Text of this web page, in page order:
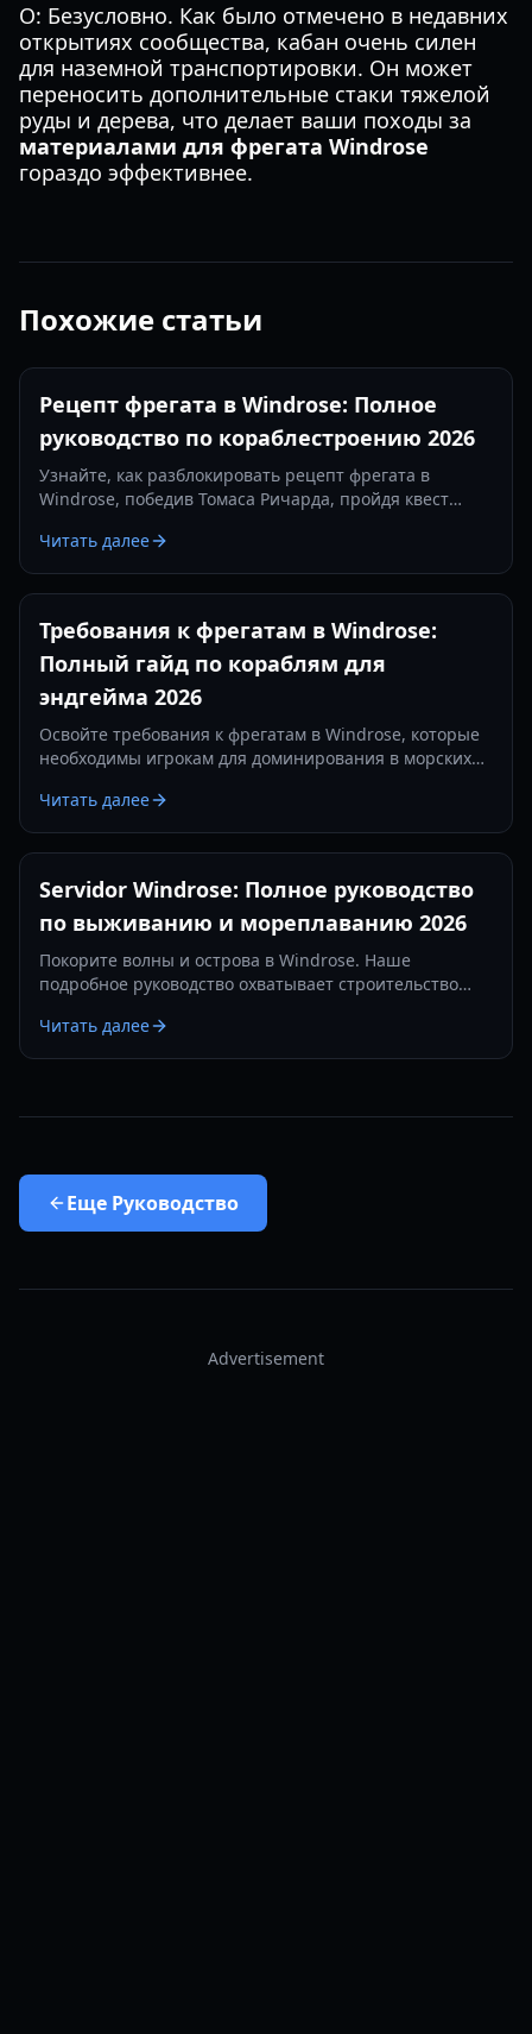
О: Безусловно. Как было отмечено в недавних
открытиях сообщества, кабан очень силен
для наземной транспортировки. Он может
переносить дополнительные стаки тяжелой
руды и дерева, что делает ваши походы за
материалами для фрегата Windrose
гораздо эффективнее.
Похожие статьи
Рецепт фрегата в Windrose: Полное
руководство по кораблестроению 2026
Узнайте, как разблокировать рецепт фрегата в
Windrose, победив Томаса Ричарда, пройдя квест
изготовив железные слитки.
Читать далее
Требования к фрегатам в Windrose:
Полный гайд по кораблям для
эндгейма 2026
Освойте требования к фрегатам в Windrose, которые
необходимы игрокам для доминирования в морских
предметах защиты и тактиках на 2026 год.
Читать далее
Servidor Windrose: Полное руководство
по выживанию и мореплаванию 2026
Покорите волны и острова в Windrose. Наше
подробное руководство охватывает строительство
году.
Читать далее
Еще Руководство
Advertisement